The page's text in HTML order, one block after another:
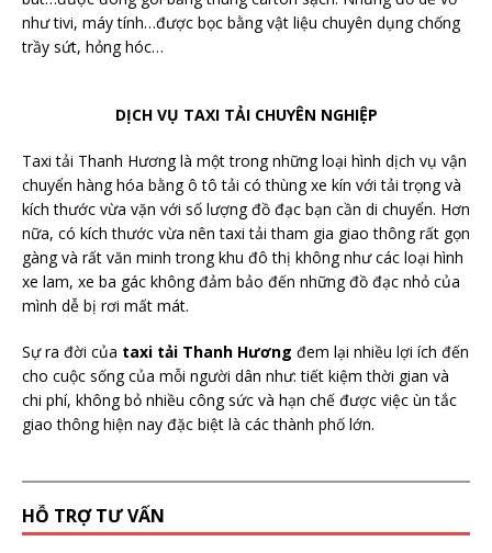
như tivi, máy tính…được bọc bằng vật liệu chuyên dụng chống
trầy sứt, hỏng hóc…
DỊCH VỤ TAXI TẢI CHUYÊN NGHIỆP
Taxi tải Thanh Hương là một trong những loại hình dịch vụ vận
chuyển hàng hóa bằng ô tô tải có thùng xe kín với tải trọng và
kích thước vừa vặn với số lượng đồ đạc bạn cần di chuyển. Hơn
nữa, có kích thước vừa nên taxi tải tham gia giao thông rất gọn
gàng và rất văn minh trong khu đô thị không như các loại hình
xe lam, xe ba gác không đảm bảo đến những đồ đạc nhỏ của
mình dễ bị rơi mất mát.
Sự ra đời của taxi tải Thanh Hương đem lại nhiều lợi ích đến
cho cuộc sống của mỗi người dân như: tiết kiệm thời gian và
chi phí, không bỏ nhiều công sức và hạn chế được việc ùn tắc
giao thông hiện nay đặc biệt là các thành phố lớn.
HỖ TRỢ TƯ VẤN